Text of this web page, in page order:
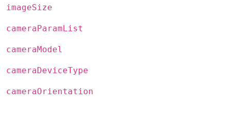
imageSize
cameraParamList
cameraModel
cameraDeviceType
cameraOrientation